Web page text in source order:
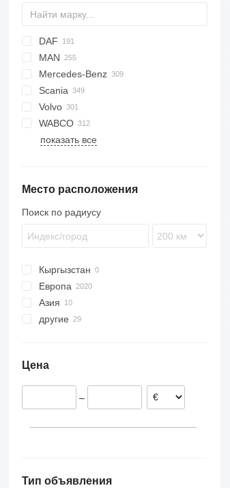
DAF
CF
LF
XF
F-MAX
EuroCargo
EuroStar
Eurorider
Eurotech
Eurotrakker
S-Way
MAN
A-series
F90
L2000
LE
Lion's series
TGM
TGX
Mercedes-Benz
A-Class
Actros
Antos
Arocs
Econic
MB
Canter
Magnum
Mascott
Midliner
Midlum
Scania
R-series
S-series
LT
Volvo
A-series
B-series
FL
FMX
G-series
VNL
WABCO
показать все
Место расположения
Поиск по радиусу
Кыргызстан
Европа
Румыния
Португалия
Нидерланды
Бельгия
Азия
Турция
другие
Цена
–
Тип объявления